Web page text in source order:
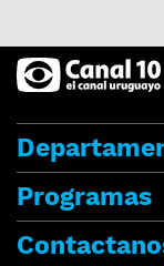
Programas